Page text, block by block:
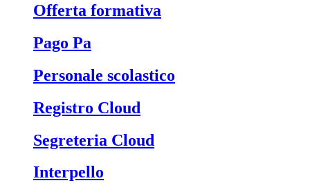
Offerta formativa
Pago Pa
Personale scolastico
Registro Cloud
Segreteria Cloud
Interpello